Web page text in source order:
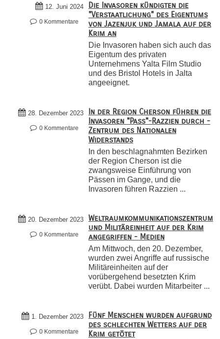
12. Juni 2024
0 Kommentare
Die Invasoren kündigten die
"Verstaatlichung" des Eigentums
von Jazenjuk und Jamala auf der
Krim an
Die Invasoren haben sich auch das
Eigentum des privaten
Unternehmens Yalta Film Studio
und des Bristol Hotels in Jalta
angeeignet.
28. Dezember 2023
0 Kommentare
In der Region Cherson führen die
Invasoren "Pass"-Razzien durch -
Zentrum des Nationalen
Widerstands
In den beschlagnahmten Bezirken
der Region Cherson ist die
zwangsweise Einführung von
Pässen im Gange, und die
Invasoren führen Razzien ...
20. Dezember 2023
0 Kommentare
Weltraumkommunikationszentrum
und Militäreinheit auf der Krim
angegriffen - Medien
Am Mittwoch, den 20. Dezember,
wurden zwei Angriffe auf russische
Militäreinheiten auf der
vorübergehend besetzten Krim
verübt. Dabei wurden Mitarbeiter ...
1. Dezember 2023
0 Kommentare
Fünf Menschen wurden aufgrund
des schlechten Wetters auf der
Krim getötet